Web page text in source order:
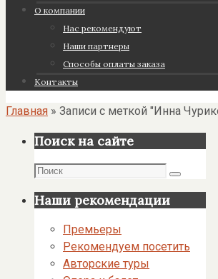
О компании
Нас рекомендуют
Наши партнеры
Cпособы оплаты заказа
Контакты
Главная » Записи с меткой "Инна
Поиск на сайте
Поиск
Поиск
Наши рекомендации
Премьеры
Рекомендуем посетить
Авторские туры